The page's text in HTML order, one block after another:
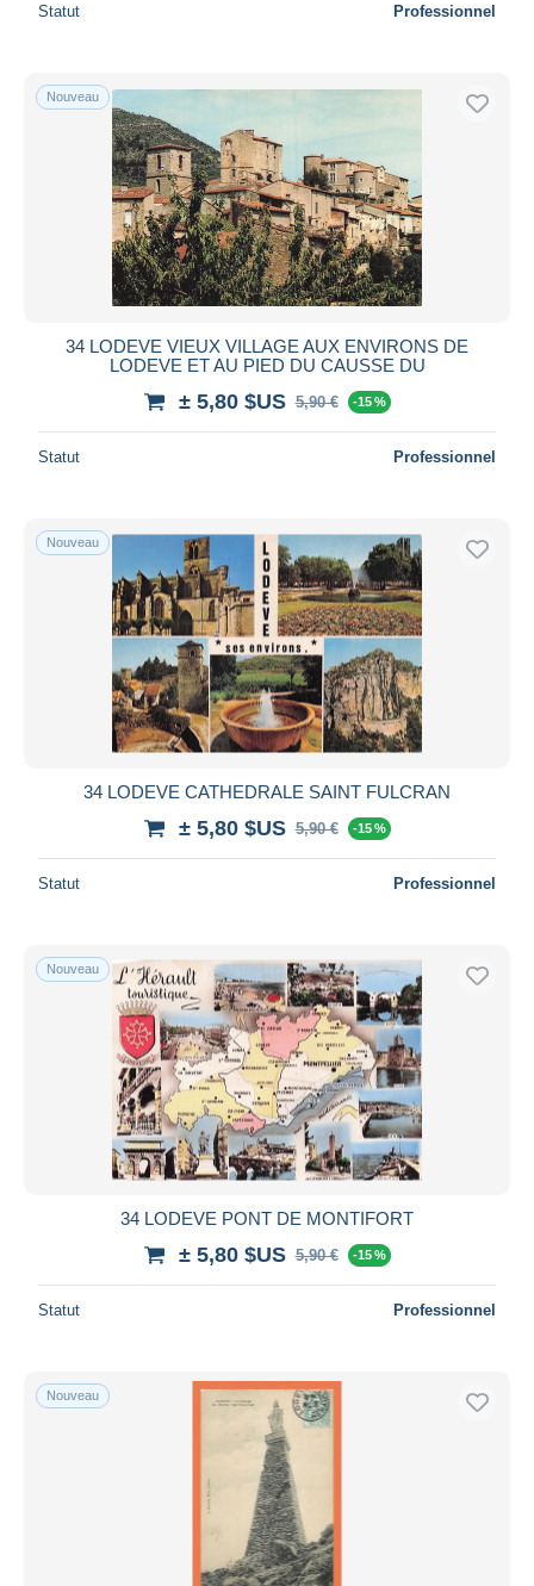
Statut Professionnel
Nouveau
34 LODEVE VIEUX VILLAGE AUX ENVIRONS DE
LODEVE ET AU PIED DU CAUSSE DU
± 5,80 $US 5,90 € -15 %
Statut Professionnel
Nouveau
34 LODEVE CATHEDRALE SAINT FULCRAN
± 5,80 $US 5,90 € -15 %
Statut Professionnel
Nouveau
34 LODEVE PONT DE MONTIFORT
± 5,80 $US 5,90 € -15 %
Statut Professionnel
Nouveau